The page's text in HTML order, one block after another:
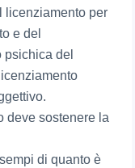
licenziamento per
e del
psichica del
deve sostenere la
di quanto è